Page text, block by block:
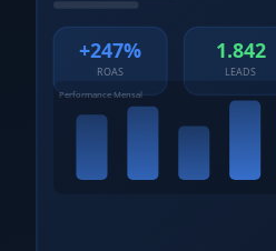
+247%
ROAS
1.842
LEADS
Performance Mensal